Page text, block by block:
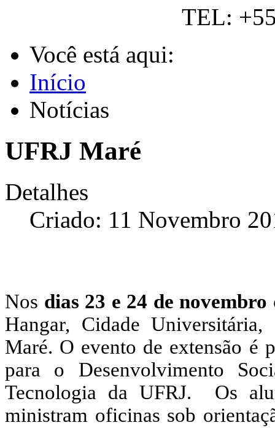
TEL:
Você está aqui:
Início
Notícias
UFRJ Maré
Detalhes
Criado: 11 Novembro
Nos dias 23 e 24 de novembro
Hangar, Cidade
Maré. O evento de extensão é
para o Desenvolvimento
Tecnologia da UFRJ. Os
ministram oficinas sob